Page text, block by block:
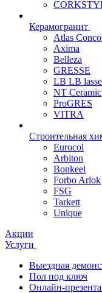
Керамогранит
Atlas
Axima
Belleza
GRESSE
LB LB
NT Ceramic
ProGRES
VITRA
Строительная
Eurocol
Arbiton
Bonkeel
Forbo Arlok
FSG
Tarkett
Unique
Акции
Услуги
Выездная
Пол под ключ
Онлайн-